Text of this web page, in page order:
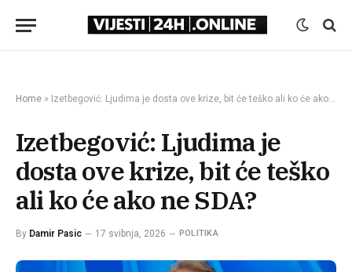
Home » Izetbegović: Ljudima je dosta ove krize, bit će teško ali ko će ako ne SDA?
Izetbegović: Ljudima je
dosta ove krize, bit će teško
ali ko će ako ne SDA?
By Damir Pasic 17 svibnja, 2026 POLITIKA